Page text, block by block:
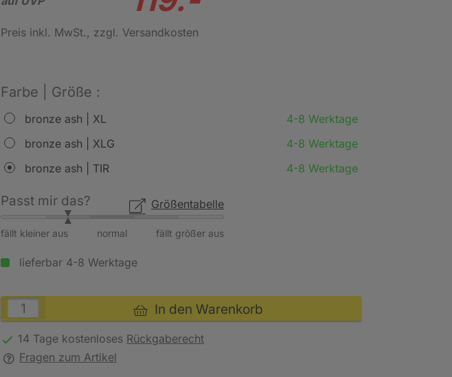
Preis inkl. MwSt., zzgl. Versandkosten
Farbe | Größe :
bronze ash | XL
4-8 Werktage
bronze ash | XLG
4-8 Werktage
bronze ash | TIR
4-8 Werktage
Größentabelle
Passt mir das?
fällt kleiner aus fällt größer aus
normal
lieferbar 4-8 Werktage
In den Warenkorb
14 Tage kostenloses Rückgaberecht
Fragen zum Artikel